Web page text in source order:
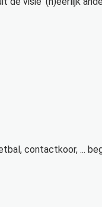
contactkoor, ...